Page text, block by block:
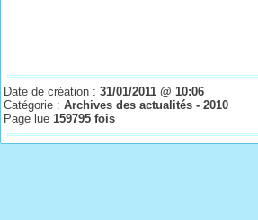
Date de création :31/01/2011 @ 10:06
Catégorie :Archives des actualités - 2010
Page lue159795 fois